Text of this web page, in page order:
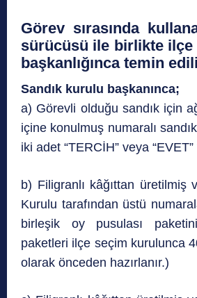
Görev sırasında
sürücüsü ile birlikte
başkanlığınca temin
Sandık kurulu başkanınca;
a) Görevli olduğu sandık için
içine konulmuş numaralı
iki adet “TERCİH” veya “EVET”
b) Filigranlı kâğıttan üretilmiş
Kurulu tarafından üstü
birleşik oy pusulası
paketleri ilçe seçim kurulunca
olarak önceden hazırlanır.)